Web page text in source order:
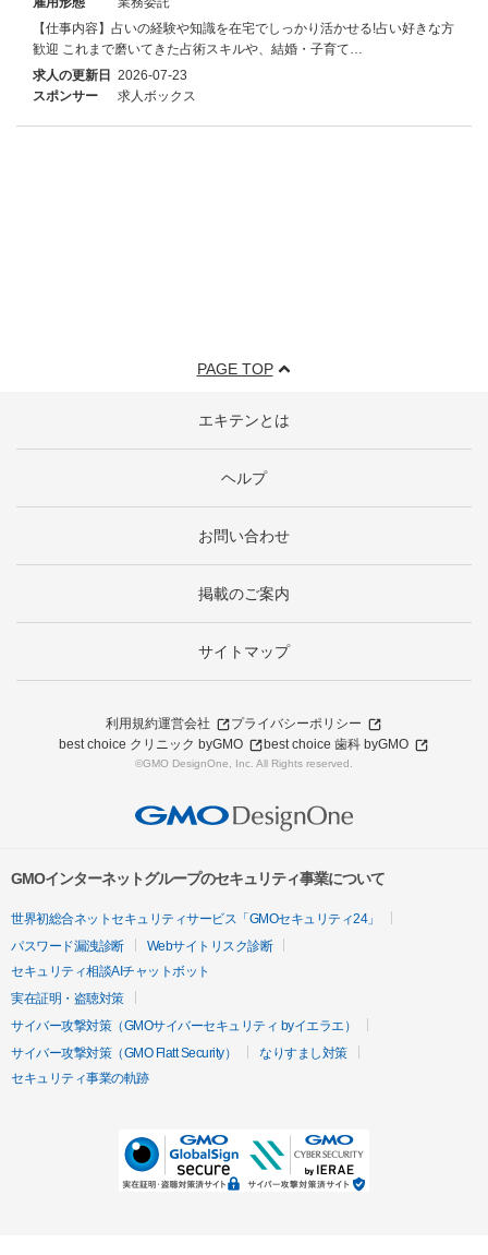
【仕事内容】占いの経験や知識を在宅でしっかり活かせる!占い好きな方
歓迎 これまで磨いてきた占術スキルや、結婚・子育て…
求人の更新日 2026-07-23
スポンサー
求人ボックス
PAGE TOP
エキテンとは
ヘルプ
お問い合わせ
掲載のご案内
サイトマップ
利用規約運営会社
プライバシーポリシー
best choice クリニック byGMO
best choice 歯科 byGMO
©GMO DesignOne, Inc. All Rights reserved.
GMOインターネットグループのセキュリティ事業について
世界初総合ネットセキュリティサービス「GMOセキュリティ24」
パスワード漏洩診断
Webサイトリスク診断
セキュリティ相談AIチャットボット
実在証明・盗聴対策
サイバー攻撃対策（GMOサイバーセキュリティ byイエラエ）
サイバー攻撃対策（GMO Flatt Security）
なりすまし対策
セキュリティ事業の軌跡